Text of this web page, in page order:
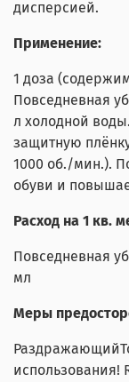
дисперсией.
Применение:
1 доза
Повседневная
л холодной
защитную
1000 об./мин.).
обуви и
Расход на 1 кв.
Повседневная
мл
Меры
использования!